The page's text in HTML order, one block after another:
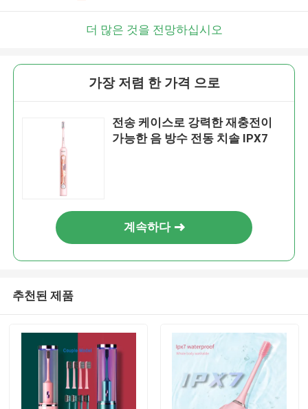
더 많은 것을 전망하십시오
가장 저렴 한 가격 으로
전송 케이스로 강력한 재충전이
가능한 음 방수 전동 치솔 IPX7
계속하다
추천된 제품